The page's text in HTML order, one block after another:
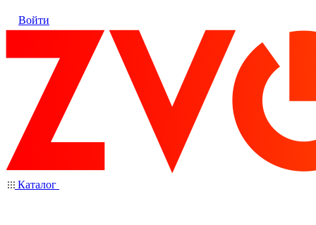
Войти
Каталог